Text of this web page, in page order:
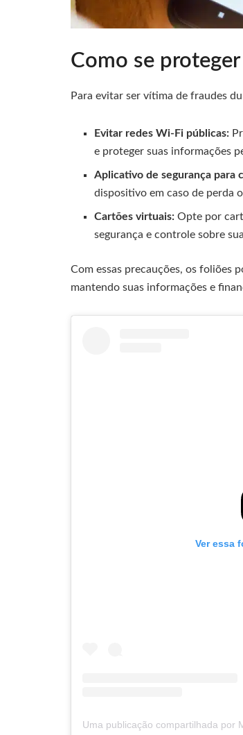
Como se
Para evitar ser vítima de fraudes
Evitar redes Wi-Fi públicas:
e proteger suas informações
Aplicativo de segurança para
dispositivo em caso de perda
Cartões virtuais: Opte por
segurança e controle sobre
Com essas precauções, os foliões
mantendo suas informações e
Ver essa
Uma publicação compartilhada por